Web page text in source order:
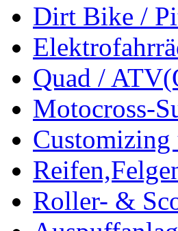
Dirt Bike /
Quad /
Motocross-
Customizing
Roller- &